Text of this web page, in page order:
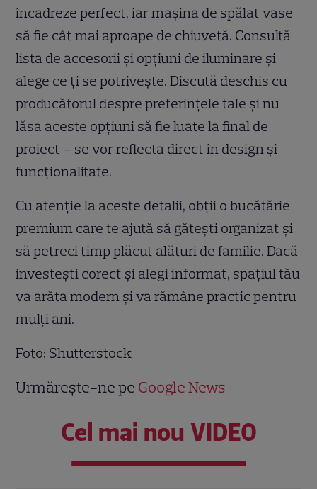
încadreze perfect, iar mașina de spălat vase
să fie cât mai aproape de chiuvetă. Consultă
lista de accesorii și opțiuni de iluminare și
alege ce ți se potrivește. Discută deschis cu
producătorul despre preferințele tale și nu
lăsa aceste opțiuni să fie luate la final de
proiect – se vor reflecta direct în design și
funcționalitate.
Cu atenție la aceste detalii, obții o bucătărie
premium care te ajută să gătești organizat și
să petreci timp plăcut alături de familie. Dacă
investești corect și alegi informat, spațiul tău
va arăta modern și va rămâne practic pentru
mulți ani.
Foto: Shutterstock
Urmărește-ne pe Google News
Cel mai nou VIDEO